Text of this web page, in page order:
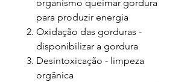
organismo queimar gordura
para produzir energia
Oxidação das gorduras -
disponibilizar a gordura
Desintoxicação - limpeza
orgânica